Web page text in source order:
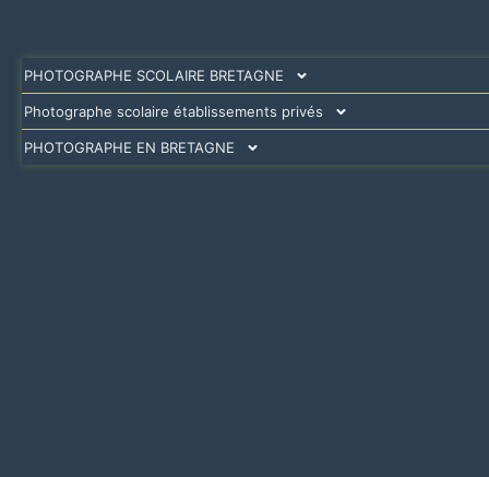
PHOTOGRAPHE SCOLAIRE BRETAGNE
Photographe scolaire établissements privés
PHOTOGRAPHE EN BRETAGNE